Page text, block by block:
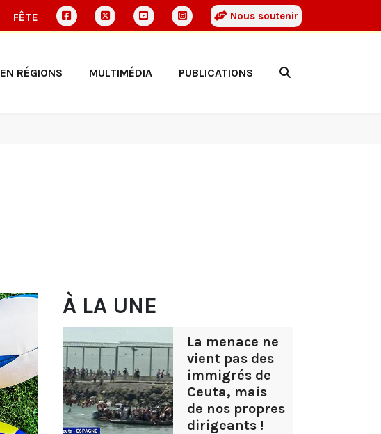
FÊTE Nous soutenir
EN RÉGIONS MULTIMÉDIA PUBLICATIONS
À LA UNE
La menace ne
vient pas des
immigrés de
Ceuta, mais
de nos propres
dirigeants !